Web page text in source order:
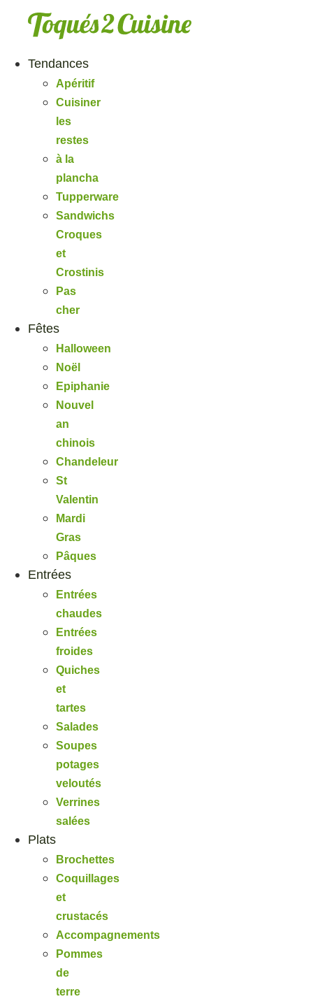
Tendances
Apéritif
Cuisiner
les
restes
à la
plancha
Tupperware
Sandwichs
Croques
et
Crostinis
Pas
cher
Fêtes
Halloween
Noël
Epiphanie
Nouvel
an
chinois
Chandeleur
St
Valentin
Mardi
Gras
Pâques
Entrées
Entrées
chaudes
Entrées
froides
Quiches
et
tartes
Salades
Soupes
potages
veloutés
Verrines
salées
Plats
Brochettes
Coquillages
et
crustacés
Accompagnements
Pommes
de
terre